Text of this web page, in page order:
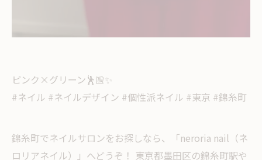
ピンク×グリーン🕺🏼✨
#ネイル #ネイルデザイン #個性派ネイル #東京 #錦糸町
錦糸町でネイルサロンをお探しなら、「neroria nail（ネ
ロリアネイル）」へどうぞ！ 東京都墨田区の錦糸町駅や